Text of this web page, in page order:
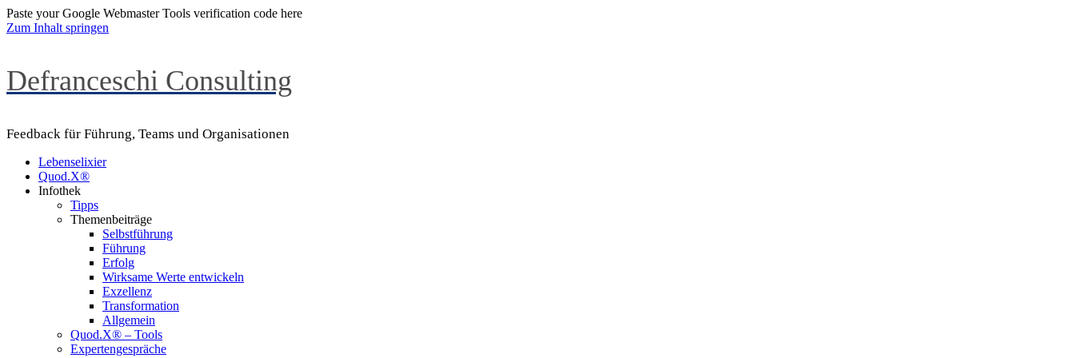
Paste your Google Webmaster Tools verification code here
Zum Inhalt springen
Defranceschi Consulting
Feedback für Führung, Teams und Organisationen
Lebenselixier
Quod.X®
Infothek
Tipps
Themenbeiträge
Selbstführung
Führung
Erfolg
Wirksame Werte entwickeln
Exzellenz
Transformation
Allgemein
Quod.X® – Tools
Expertengespräche